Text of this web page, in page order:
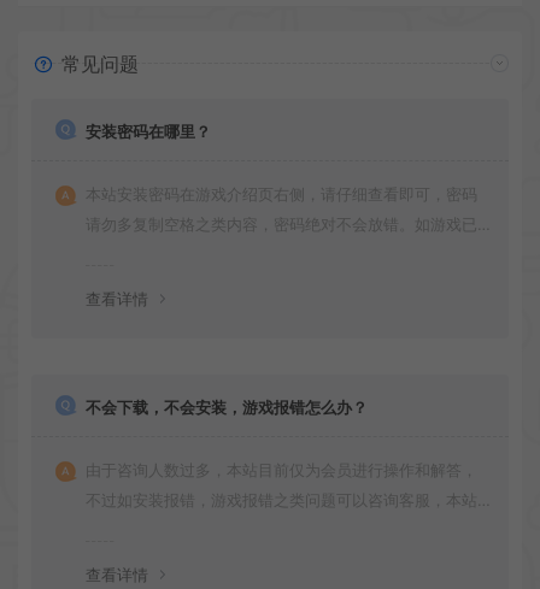
常见问题
安装密码在哪里？
本站安装密码在游戏介绍页右侧，请仔细查看即可，密码
请勿多复制空格之类内容，密码绝对不会放错。如游戏已
查看详情
不会下载，不会安装，游戏报错怎么办？
由于咨询人数过多，本站目前仅为会员进行操作和解答，
不过如安装报错，游戏报错之类问题可以咨询客服，本站
查看详情